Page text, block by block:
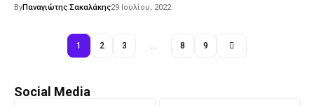
ByΠαναγιώτης Σακαλάκης29 Ιουλίου, 2022
1 2 3 … 8 9
Social Media